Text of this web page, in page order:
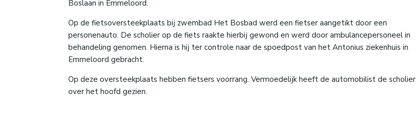
Boslaan in Emmeloord.
Op de fietsoversteekplaats bij zwembad Het Bosbad werd een fietser aangetikt door een
personenauto. De scholier op de fiets raakte hierbij gewond en werd door ambulancepersoneel in
behandeling genomen. Hierna is hij ter controle naar de spoedpost van het Antonius ziekenhuis in
Emmeloord gebracht.
Op deze oversteekplaats hebben fietsers voorrang. Vermoedelijk heeft de automobilist de scholier
over het hoofd gezien.